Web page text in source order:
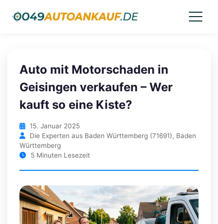
Auto mit Motorschaden in
Geisingen verkaufen – Wer
kauft so eine Kiste?
15. Januar 2025
Die Experten aus Baden Württemberg (71691), Baden
Württemberg
5 Minuten Lesezeit